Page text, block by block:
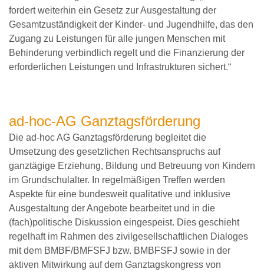
fordert weiterhin ein Gesetz zur Ausgestaltung der
Gesamtzuständigkeit der Kinder- und Jugendhilfe, das den
Zugang zu Leistungen für alle jungen Menschen mit
Behinderung verbindlich regelt und die Finanzierung der
erforderlichen Leistungen und Infrastrukturen sichert.“
ad-hoc-AG Ganztagsförderung
Die ad-hoc AG Ganztagsförderung begleitet die
Umsetzung des gesetzlichen Rechtsanspruchs auf
ganztägige Erziehung, Bildung und Betreuung von Kindern
im Grundschulalter. In regelmäßigen Treffen werden
Aspekte für eine bundesweit qualitative und inklusive
Ausgestaltung der Angebote bearbeitet und in die
(fach)politische Diskussion eingespeist. Dies geschieht
regelhaft im Rahmen des zivilgesellschaftlichen Dialoges
mit dem BMBF/BMFSFJ bzw. BMBFSFJ sowie in der
aktiven Mitwirkung auf dem Ganztagskongress von